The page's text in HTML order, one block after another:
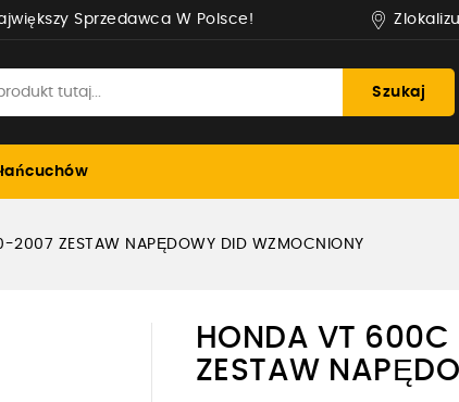
Sprzedawca W Polsce!
Szukaj
2007 ZESTAW NAPĘDOWY DID WZMOCNIONY
HONDA VT
ZESTAW